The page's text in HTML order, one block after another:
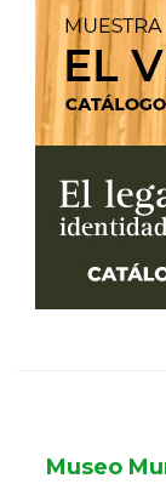
Museo